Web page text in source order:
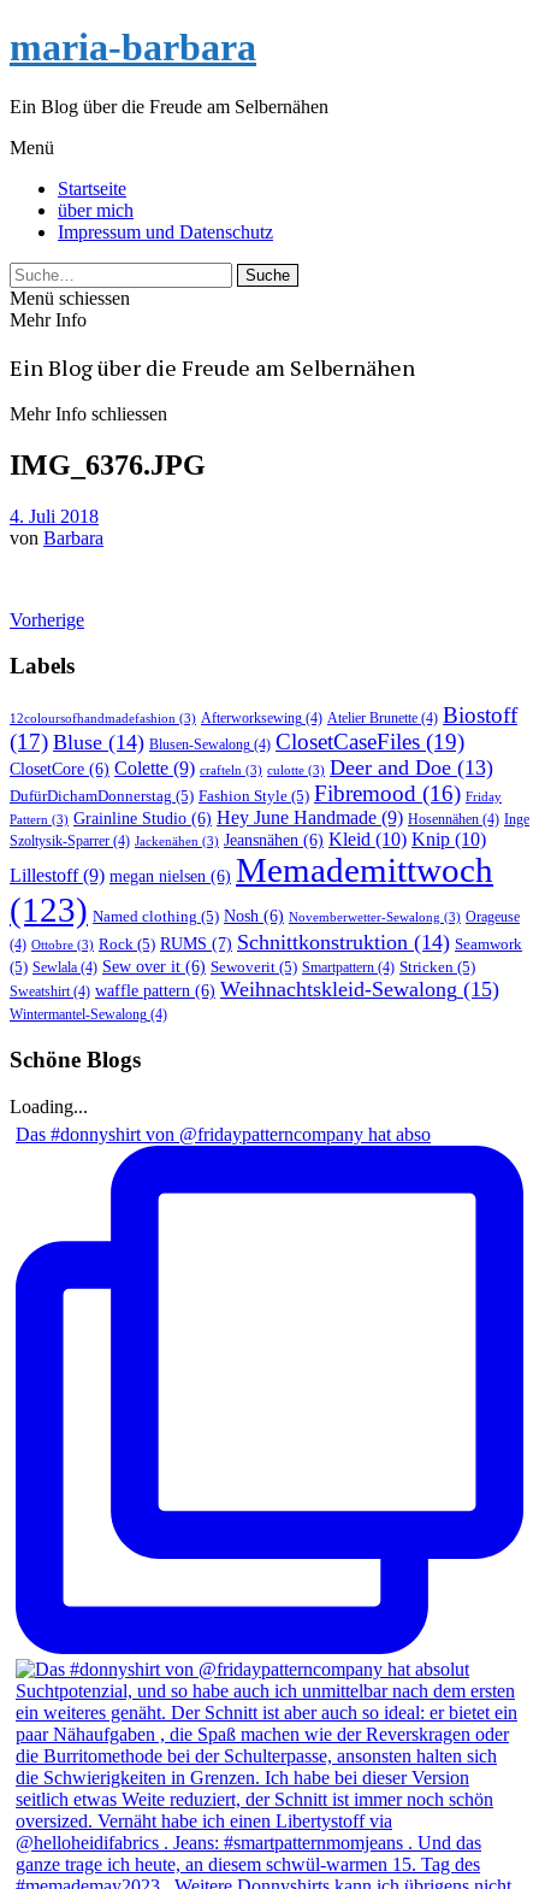
maria-barbara
Ein Blog über die Freude am Selbernähen
Menü
Startseite
über mich
Impressum und Datenschutz
Suche
Menü schiessen
Mehr Info
Ein Blog über die Freude am Selbernähen
Mehr Info schliessen
IMG_6376.JPG
4. Juli 2018
von Barbara
Vorherige
Labels
12coloursofhandmadefashion (3) Afterworksewing (4) Atelier Brunette (4) Biostoff
(17) Bluse (14) Blusen-Sewalong (4) ClosetCaseFiles (19)
ClosetCore (6) Colette (9) crafteln (3) culotte (3) Deer and Doe (13)
DufürDichamDonnerstag (5) Fashion Style (5) Fibremood (16) Friday
Pattern (3) Grainline Studio (6) Hey June Handmade (9) Hosennähen (4) Inge
Szoltysik-Sparrer (4) Jackenähen (3) Jeansnähen (6) Kleid (10) Knip (10)
Lillestoff(9) megan nielsen (6) Memademittwoch
(123) Named clothing (5) Nosh (6) Novemberwetter-Sewalong (3) Orageuse
(4) Ottobre (3) Rock (5) RUMS (7) Schnittkonstruktion (14) Seamwork
(5) Sewlala (4) Sew over it (6) Sewoverit (5) Smartpattern (4) Stricken (5)
Sweatshirt(4) waffle pattern (6) Weihnachtskleid-Sewalong (15)
Wintermantel-Sewalong (4)
Schöne Blogs
Loading...
Das #donnyshirt von @fridaypatterncompany hat abso